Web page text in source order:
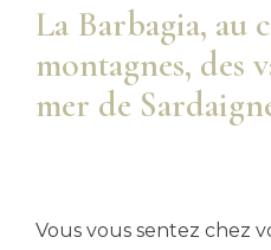
La Barbagia, au
montagnes, des
mer de
Vous vous sentez chez